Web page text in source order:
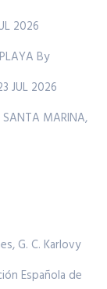
2026
By
JUL 2026
SANTA MARINA,
G. C. Karlovy
Española de